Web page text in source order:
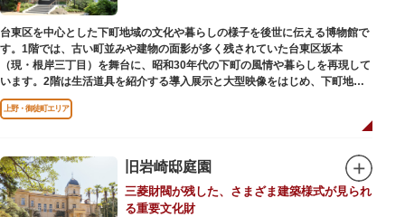
用のお湯のサービスもあるのでファミリーにもおすすめです。
レンガ色のタイル張りの建物は、日本のモダニズム建築の巨匠・前川國男の
設計。
屋外には彫刻等の立体作品も展示されています。
台東区を中心とした下町地域の文化や暮らしの様子を後世に伝える博物館で
す。1階では、古い町並みや建物の面影が多く残されていた台東区坂本
（現・根岸三丁目）を舞台に、昭和30年代の下町の風情や暮らしを再現して
います。2階は生活道具を紹介する導入展示と大型映像をはじめ、下町地域
の歴史や出来事をたどることのできる資料を展示しています。また3階には
企画展示室と、道具や玩具を体験し、調べることができるしたまち情報コー
上野・御徒町エリア
旧岩崎邸庭園
三菱財閥が残した、さまざま建築様式が見られ
る重要文化財